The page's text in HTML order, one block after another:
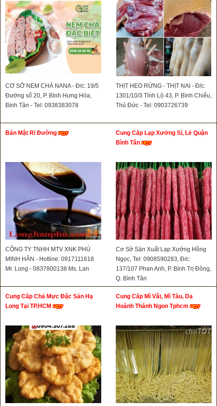
CƠ SỞ NEM CHẢ NANA - Đ/c: 19/5
Đường số 20, P. Bình Hưng Hòa,
Bình Tân - Tel: 0938383078
THỊT HEO RỪNG - THỊT NAI - Đ/c:
1301/10/3 Tỉnh Lộ 43, P. Bình Chiểu,
Thủ Đức - Tel: 0903726739
Bán Mật Rỉ Đường
CÔNG TY TNHH MTV XNK PHÚ
MINH HÂN - Hotline: 0917111618
Mr. Long - 0837800138 Ms. Lan
Cung Cấp Lạp Xưởng Sỉ, Lẻ Quận
Bình Tân
Cơ Sở Sản Xuất Lạp Xưởng Hồng
Ngọc, Tel: 0908590283, Đ/c:
137/107 Phan Anh, P. Bình Trị Đông,
Q. Bình Tân
Cung Cấp Chả Mực Đặc Sản Hạ
Long Tại TP.HCM
Cung Cấp Mì Vắt, Mì Tàu, Da
Hoành Thánh Ngon Tphcm